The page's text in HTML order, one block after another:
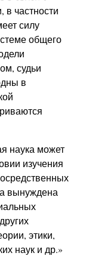
в частности
силу
общего
судьи
в
наука может
изучения
вынуждена
этики,
наук и др.»